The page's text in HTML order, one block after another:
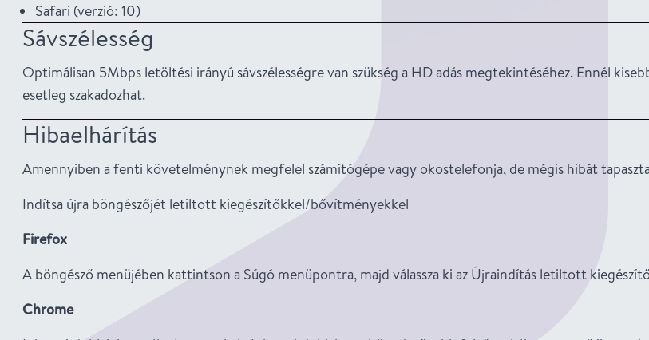
Safari (verzió: 10)
Sávszélesség
Optimálisan 5Mbps letöltési irányú sávszélességre van szükség a HD adás megtekintéséhez. Ennél
esetleg szakadozhat.
Hibaelhárítás
Amennyiben a fenti követelménynek megfelel számítógépe vagy okostelefonja, de mégis hibát
Indítsa újra böngészőjét letiltott kiegészítőkkel/bővítményekkel
Firefox
A böngésző menüjében kattintson a Súgó menüpontra, majd válassza ki az Újraindítás letiltott
Chrome